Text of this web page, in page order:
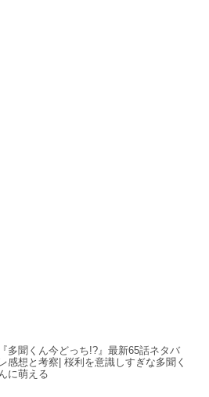
『多聞くん今どっち!?』最新65話ネタバ
レ感想と考察| 桜利を意識しすぎな多聞く
に萌える